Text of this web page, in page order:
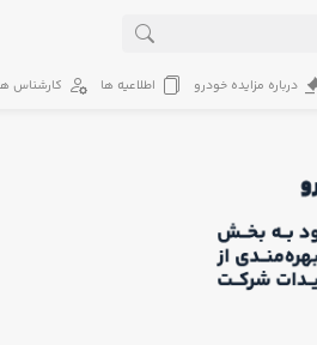
درباره مزایده خودرو اطلاعیه ها کارشناس